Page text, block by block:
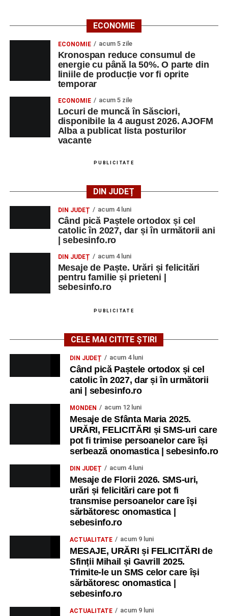
ECONOMIE
ECONOMIE acum 5 zile
Kronospan reduce consumul de
energie cu până la 50%. O parte din
liniile de producție vor fi oprite
temporar
ECONOMIE acum 5 zile
Locuri de muncă în Săsciori,
disponibile la 4 august 2026. AJOFM
Alba a publicat lista posturilor
vacante
PUBLICITATE
DIN JUDEȚ
DIN JUDEȚ acum 4 luni
Când pică Paștele ortodox și cel
catolic în 2027, dar și în următorii ani
| sebesinfo.ro
DIN JUDEȚ acum 4 luni
Mesaje de Paște. Urări și felicitări
pentru familie și prieteni |
sebesinfo.ro
PUBLICITATE
CELE MAI CITITE ȘTIRI
DIN JUDEȚ acum 4 luni
Când pică Paștele ortodox și cel
catolic în 2027, dar și în următorii
ani | sebesinfo.ro
MONDEN acum 12 luni
Mesaje de Sfânta Maria 2025.
URĂRI, FELICITĂRI și SMS-uri care
pot fi trimise persoanelor care își
serbează onomastica | sebesinfo.ro
DIN JUDEȚ acum 4 luni
Mesaje de Florii 2026. SMS-uri,
urări și felicitări care pot fi
transmise persoanelor care îşi
sărbătoresc onomastica |
sebesinfo.ro
ACTUALITATE acum 9 luni
MESAJE, URĂRI și FELICITĂRI de
Sfinții Mihail și Gavrill 2025.
Trimite-le un SMS celor care își
sărbătoresc onomastica |
sebesinfo.ro
ACTUALITATE acum 9 luni